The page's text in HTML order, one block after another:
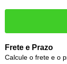
Frete e Prazo
Calcule o frete e o